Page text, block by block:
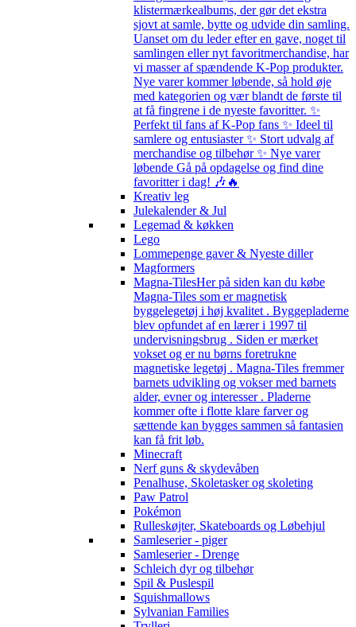
klistermærkealbums, der gør det ekstra
sjovt at samle, bytte og udvide din samling.
Uanset om du leder efter en gave, noget til
samlingen eller nyt favoritmerchandise, har
vi masser af spændende K-Pop produkter.
Nye varer kommer løbende, så hold øje
med kategorien og vær blandt de første til
at få fingrene i de nyeste favoritter. ✨
Perfekt til fans af K-Pop fans ✨ Ideel til
samlere og entusiaster ✨ Stort udvalg af
merchandise og tilbehør ✨ Nye varer
løbende Gå på opdagelse og find dine
favoritter i dag! 🎶🔥
Kreativ leg
Julekalender & Jul
Legemad & køkken
Lego
Lommepenge gaver & Nyeste diller
Magformers
Magna-TilesHer på siden kan du købe
Magna-Tiles som er magnetisk
byggelegetøj i høj kvalitet . Byggepladerne
blev opfundet af en lærer i 1997 til
undervisningsbrug . Siden er mærket
vokset og er nu børns foretrukne
magnetiske legetøj . Magna-Tiles fremmer
barnets udvikling og vokser med barnets
alder, evner og interesser . Pladerne
kommer ofte i flotte klare farver og
sættende kan bygges sammen så fantasien
kan få frit løb.
Minecraft
Nerf guns & skydevåben
Penalhuse, Skoletasker og skoleting
Paw Patrol
Pokémon
Rulleskøjter, Skateboards og Løbehjul
Samleserier - piger
Samleserier - Drenge
Schleich dyr og tilbehør
Spil & Puslespil
Squishmallows
Sylvanian Families